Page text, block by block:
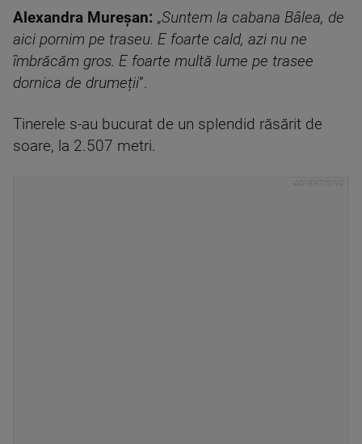
Alexandra Mureșan: „Suntem la cabana Bâlea, de
aici pornim pe traseu. E foarte cald, azi nu ne
îmbrăcăm gros. E foarte multă lume pe trasee
dornica de drumeții”.
Tinerele s-au bucurat de un splendid răsărit de
soare, la 2.507 metri.